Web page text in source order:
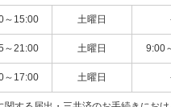
～15:00 土曜日
～21:00 土曜日 9:00
～17:00 土曜日